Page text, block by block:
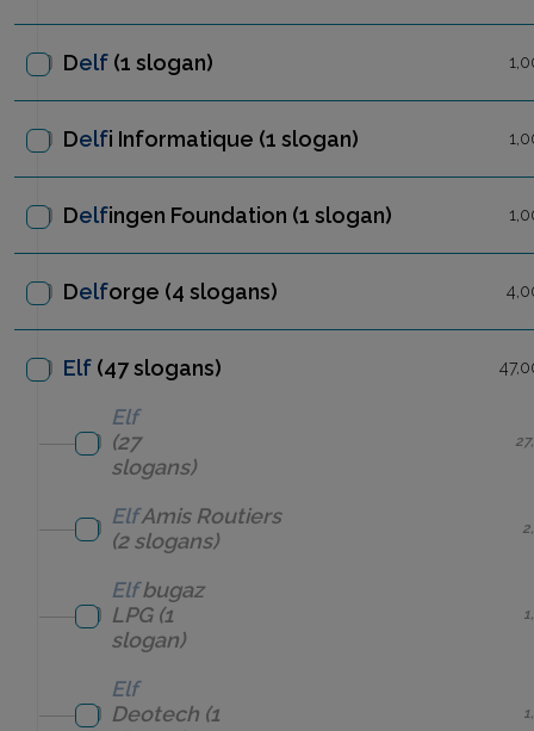
Delf (1 slogan)
Delfi Informatique (1 slogan)
Delfingen Foundation (1 slogan)
Delforge (4 slogans)
Elf (47 slogans)
Elf
(27
slogans)
ElfAmis Routiers
(2 slogans)
Elf bugaz
LPG(1
slogan)
Elf
Deotech (1